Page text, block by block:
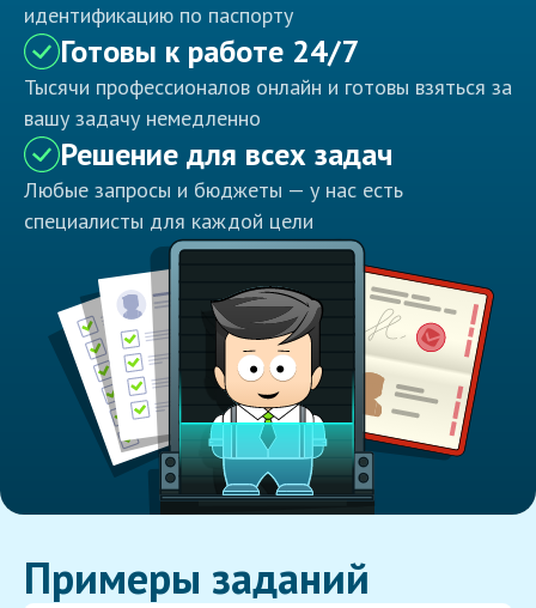
идентификацию по паспорту
Готовы к работе 24/7
Тысячи профессионалов онлайн и готовы взяться за
вашу задачу немедленно
Решение для всех задач
Любые запросы и бюджеты — у нас есть
специалисты для каждой цели
Примеры заданий